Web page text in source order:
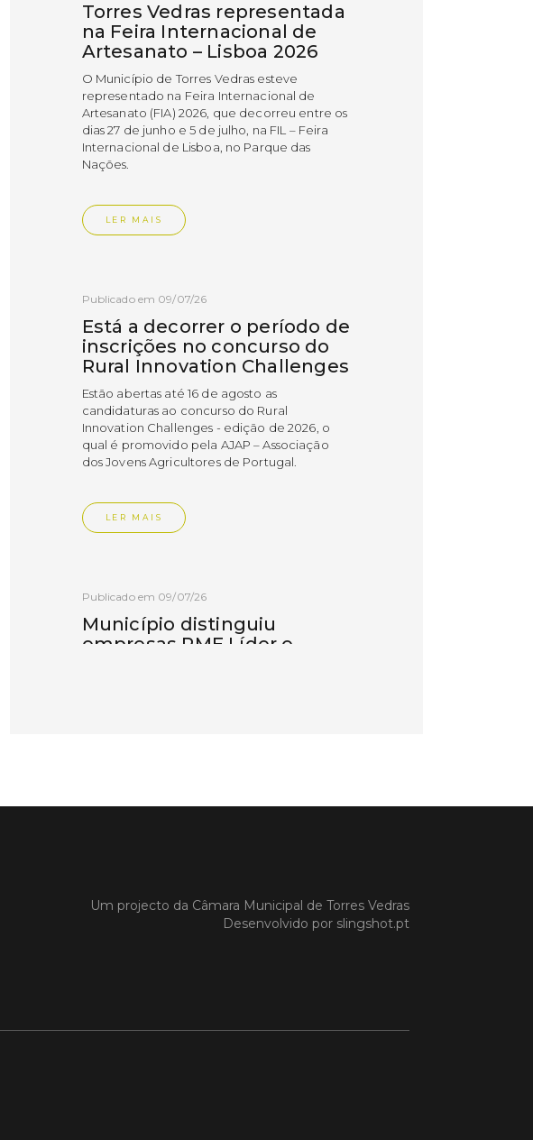
Torres Vedras representada
na Feira Internacional de
Artesanato – Lisboa 2026
O Município de Torres Vedras esteve
representado na Feira Internacional de
Artesanato (FIA) 2026, que decorreu entre os
dias 27 de junho e 5 de julho, na FIL – Feira
Internacional de Lisboa, no Parque das
Nações.
LER MAIS
Publicado em 09/07/26
Está a decorrer o período de
inscrições no concurso do
Rural Innovation Challenges
Estão abertas até 16 de agosto as
candidaturas ao concurso do Rural
Innovation Challenges - edição de 2026, o
qual é promovido pela AJAP – Associação
dos Jovens Agricultores de Portugal.
LER MAIS
Publicado em 09/07/26
Município distinguiu
empresas PME Líder e
de investimento de Oeiras
Um projecto da Câmara Municipal de Torres Vedras
Desenvolvido por slingshot.pt